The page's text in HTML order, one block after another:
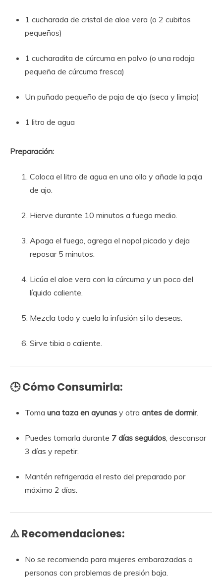
1 cucharada de cristal de aloe vera (o 2 cubitos
pequeños)
1 cucharadita de cúrcuma en polvo (o una rodaja
pequeña de cúrcuma fresca)
Un puñado pequeño de paja de ajo (seca y limpia)
1 litro de agua
Preparación:
Coloca el litro de agua en una olla y añade la paja
de ajo.
Hierve durante 10 minutos a fuego medio.
Apaga el fuego, agrega el nopal picado y deja
reposar 5 minutos.
Licúa el aloe vera con la cúrcuma y un poco del
líquido caliente.
Mezcla todo y cuela la infusión si lo deseas.
Sirve tibia o caliente.
🕒Cómo Consumirla:
Toma una taza en ayunas y otra antes de dormir.
Puedes tomarla durante 7 días seguidos , descansar
3 días y repetir.
Mantén refrigerada el resto del preparado por
máximo 2 días.
⚠️Recomendaciones:
No se recomienda para mujeres embarazadas o
personas con problemas de presión baja.